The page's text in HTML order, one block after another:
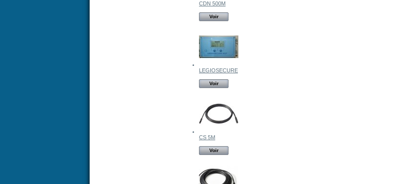
CDN 500M
Voir
LEGIOSECURE
Voir
CS 5M
Voir